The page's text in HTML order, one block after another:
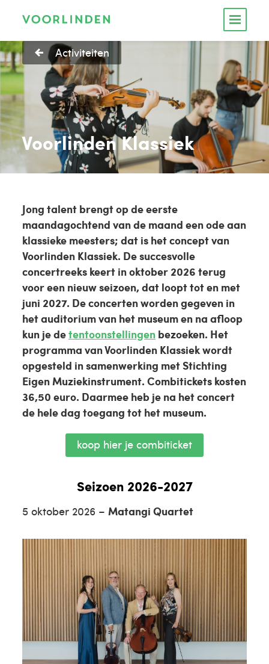
Activiteiten
Voorlinden Klassiek
Jong talent brengt op de eerste
maandagochtend van de maand een ode aan
klassieke meesters; dat is het concept van
Voorlinden Klassiek. De succesvolle
concertreeks keert in oktober 2026 terug
voor een nieuw seizoen, dat loopt tot en met
juni 2027. De concerten worden gegeven in
het auditorium van het museum en na afloop
kun je detentoonstellingenbezoeken. Het
programma van Voorlinden Klassiek wordt
opgesteld in samenwerking met Stichting
Eigen Muziekinstrument. Combitickets kosten
36,50 euro. Daarmee heb je na het concert
de hele dag toegang tot het museum.
koop hier je combiticket
Seizoen 2026-2027
5 oktober 2026 – Matangi Quartet